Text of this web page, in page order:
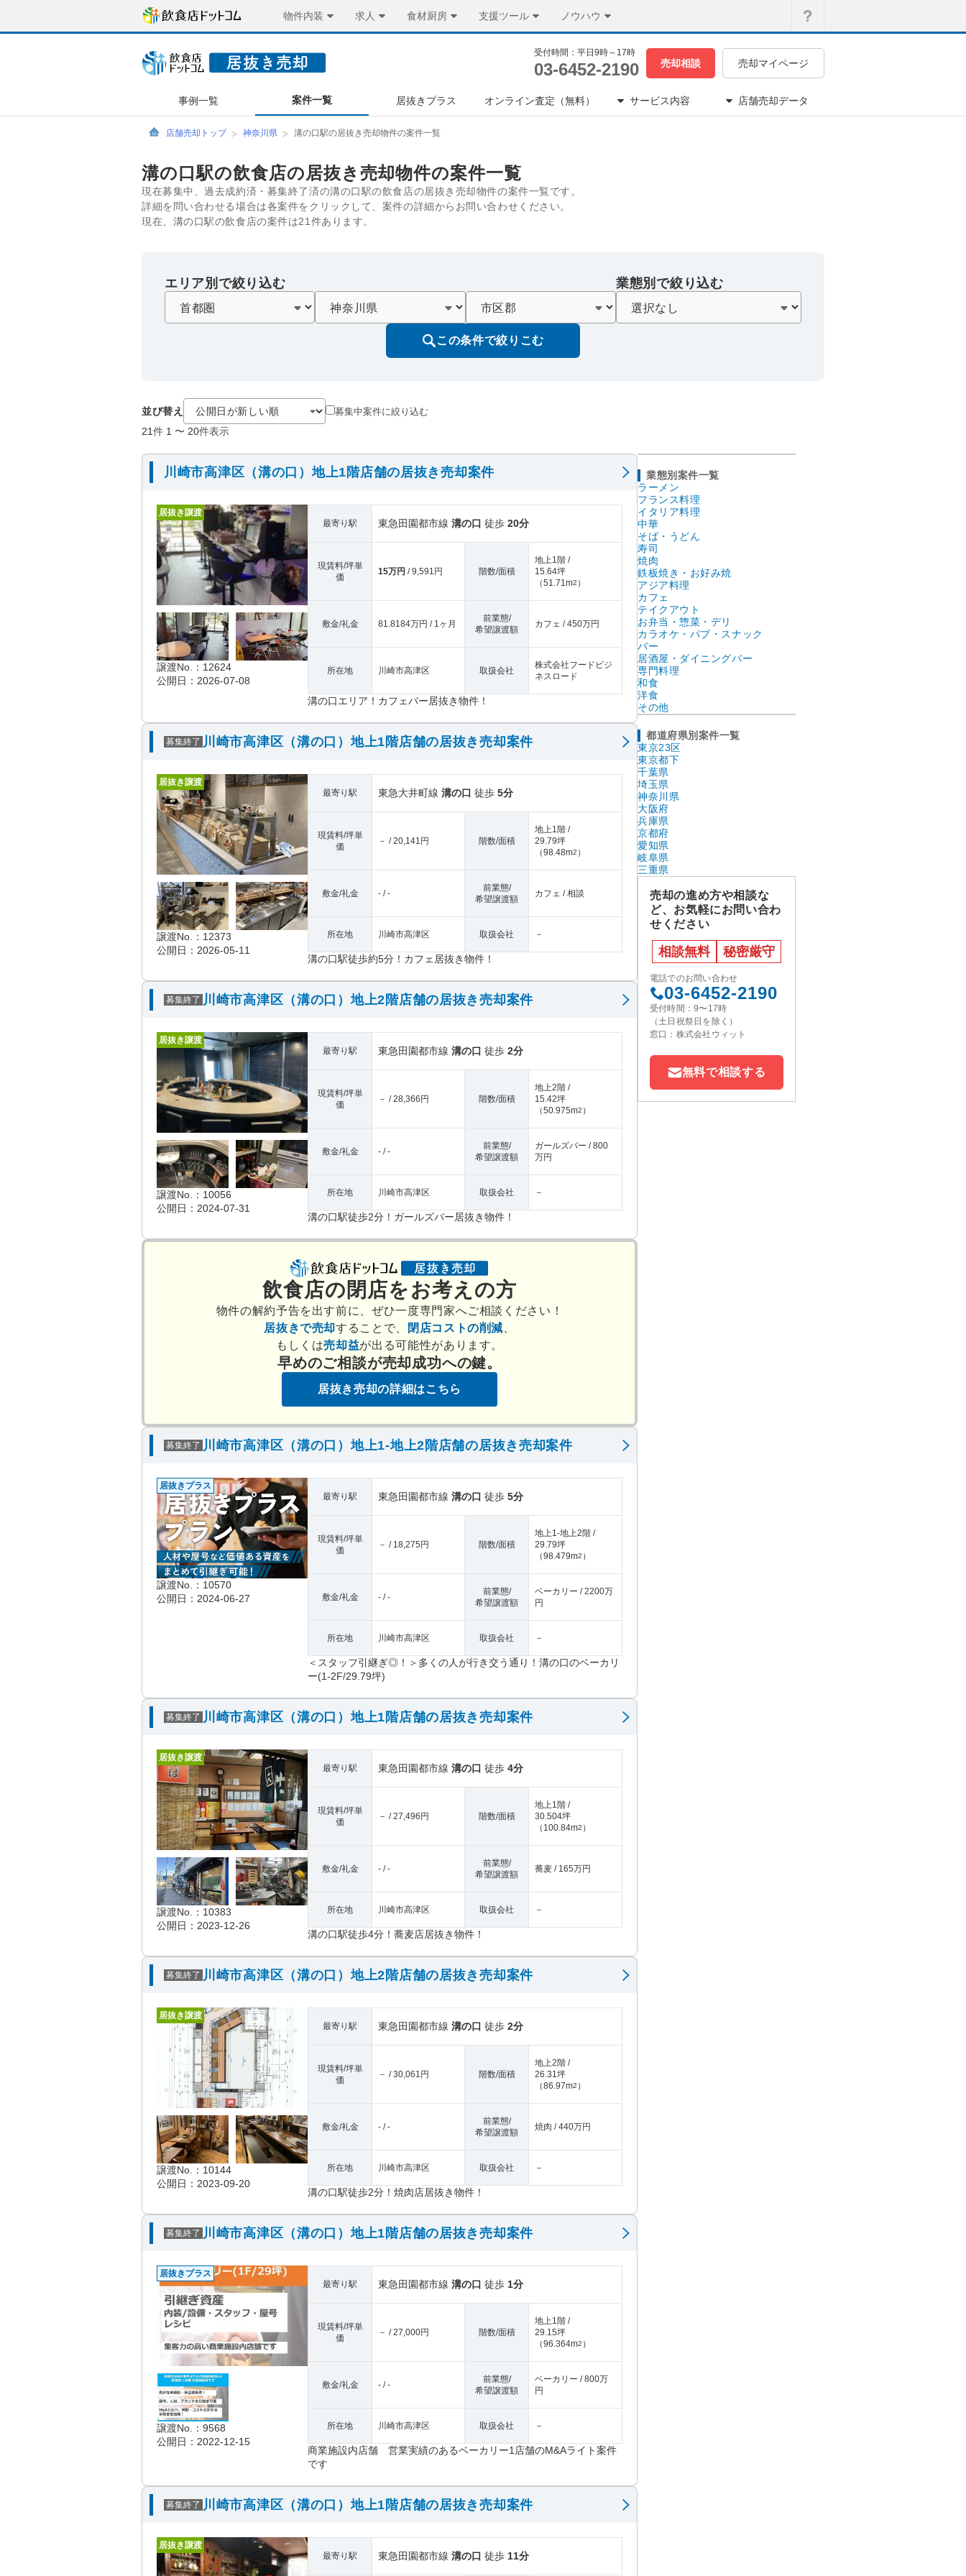
物件内装 求人 食材厨房 支援ツール ノウハウ
受付時間：平日9時～17時
03-6452-2190 売却相談 売却マイページ
事例一覧 案件一覧 居抜きプラス オンライン査定（無料） サービス内容 店舗売却データ
店舗売却トップ 神奈川県 溝の口駅の居抜き売却物件の案件一覧
溝の口駅の飲食店の居抜き売却物件の案件一覧
現在募集中、過去成約済・募集終了済の溝の口駅の飲食店の居抜き売却物件の案件一覧です。
詳細を問い合わせる場合は各案件をクリックして、案件の詳細からお問い合わせください。
現在、溝の口駅の飲食店の案件は21件あります。
エリア別で絞り込む 業態別で絞り込む
この条件で絞りこむ
並び替え 募集中案件に絞り込む
21件 1 〜 20件表示
川崎市高津区（溝の口）地上1階店舗の居抜き売却案件
居抜き譲渡
譲渡No.：12624
公開日：2026-07-08
最寄り駅 東急田園都市線 溝の口 徒歩 20分
現賃料/坪単
価
15万円 / 9,591円 階数/面積
地上1階 /
15.64坪
（51.71m2 ）
敷金/礼金 81.8184万円 / 1ヶ月
前業態/
希望譲渡額
カフェ / 450万円
所在地 川崎市高津区 取扱会社
株式会社フードビジ
ネスロード
溝の口エリア！カフェバー居抜き物件！
募集終了 川崎市高津区（溝の口）地上1階店舗の居抜き売却案件
居抜き譲渡
譲渡No.：12373
公開日：2026-05-11
最寄り駅 東急大井町線 溝の口 徒歩 5分
現賃料/坪単
価
－ / 20,141円 階数/面積
地上1階 /
29.79坪
（98.48m2 ）
敷金/礼金 - / -
前業態/
希望譲渡額
カフェ / 相談
所在地 川崎市高津区 取扱会社 －
溝の口駅徒歩約5分！カフェ居抜き物件！
募集終了 川崎市高津区（溝の口）地上2階店舗の居抜き売却案件
居抜き譲渡
譲渡No.：10056
公開日：2024-07-31
最寄り駅 東急田園都市線 溝の口 徒歩 2分
現賃料/坪単
価
－ / 28,366円 階数/面積
地上2階 /
15.42坪
（50.975m2 ）
敷金/礼金 - / -
前業態/
希望譲渡額
ガールズバー / 800
万円
所在地 川崎市高津区 取扱会社 －
溝の口駅徒歩2分！ガールズバー居抜き物件！
飲食店の閉店をお考えの方
物件の解約予告を出す前に、ぜひ一度専門家へご相談ください！
居抜きで売却することで、 閉店コストの削減
もしくは売却益が出る可能性があります。
早めのご相談が売却成功への鍵。
居抜き売却の詳細はこちら
募集終了 川崎市高津区（溝の口）地上1-地上2階店舗の居抜き売却案件
居抜きプラス
譲渡No.：10570
公開日：2024-06-27
最寄り駅 東急田園都市線 溝の口 徒歩 5分
現賃料/坪単
価
－ / 18,275円 階数/面積
地上1-地上2階 /
29.79坪
（98.479m2 ）
敷金/礼金 - / -
前業態/
希望譲渡額
ベーカリー / 2200万
円
所在地 川崎市高津区 取扱会社 －
＜スタッフ引継ぎ◎！＞多くの人が行き交う通り！溝の口のベーカリ
ー(1-2F/29.79坪)
募集終了 川崎市高津区（溝の口）地上1階店舗の居抜き売却案件
居抜き譲渡
譲渡No.：10383
公開日：2023-12-26
最寄り駅 東急田園都市線 溝の口 徒歩 4分
現賃料/坪単
価
－ / 27,496円 階数/面積
地上1階 /
30.504坪
（ 100.84m2 ）
敷金/礼金 - / -
前業態/
希望譲渡額
蕎麦 / 165万円
所在地 川崎市高津区 取扱会社 －
溝の口駅徒歩4分！蕎麦店居抜き物件！
募集終了 川崎市高津区（溝の口）地上2階店舗の居抜き売却案件
居抜き譲渡
譲渡No.：10144
公開日：2023-09-20
最寄り駅 東急田園都市線 溝の口 徒歩 2分
現賃料/坪単
価
－ / 30,061円 階数/面積
地上2階 /
26.31坪
（86.97m2 ）
敷金/礼金 - / -
前業態/
希望譲渡額
焼肉 / 440万円
所在地 川崎市高津区 取扱会社 －
溝の口駅徒歩2分！焼肉店居抜き物件！
募集終了 川崎市高津区（溝の口）地上1階店舗の居抜き売却案件
居抜きプラス
譲渡No.：9568
公開日：2022-12-15
最寄り駅 東急田園都市線 溝の口 徒歩 1分
現賃料/坪単
価
－ / 27,000円 階数/面積
地上1階 /
29.15坪
（96.364m2 ）
敷金/礼金 - / -
前業態/
希望譲渡額
ベーカリー / 800万
円
所在地 川崎市高津区 取扱会社 －
商業施設内店舗 営業実績のあるベーカリー1店舗のM&Aライト案件
です
募集終了 川崎市高津区（溝の口）地上1階店舗の居抜き売却案件
居抜き譲渡
最寄り駅
東急田園都市線 溝の口 徒歩 11分
業態別案件一覧
ラーメン
フランス料理
イタリア料理
中華
そば・うどん
寿司
焼肉
鉄板焼き・お好み焼
アジア料理
カフェ
テイクアウト
お弁当・惣菜・デリ
カラオケ・パブ・スナック
バー
居酒屋・ダイニングバー
専門料理
和食
洋食
その他
都道府県別案件一覧
東京23区
東京都下
千葉県
埼玉県
神奈川県
大阪府
兵庫県
京都府
愛知県
岐阜県
三重県
売却の進め方や相談な
ど、お気軽にお問い合わ
せください
相談無料 秘密厳守
電話でのお問い合わせ
03-6452-2190
受付時間：9〜17時
（土日祝祭日を除く）
窓口：株式会社ウィット
無料で相談する